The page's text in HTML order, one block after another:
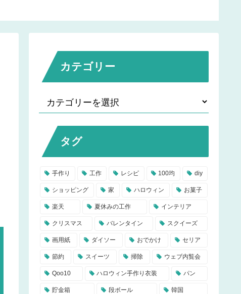
などアレンジレシピも♪
カテゴリー
タグ
手作り 工作 レシピ 100均 diy
ショッピング 家 ハロウィン お菓子
楽天 夏休みの工作 インテリア
クリスマス バレンタイン スクイーズ
画用紙 ダイソー おでかけ セリア
節約 スイーツ 掃除 ウェブ内覧会
Qoo10 ハロウィン手作り衣装 パン
貯金箱 段ボール 韓国